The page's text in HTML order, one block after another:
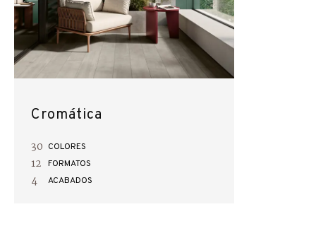
Cromática
30 COLORES
12 FORMATOS
4 ACABADOS